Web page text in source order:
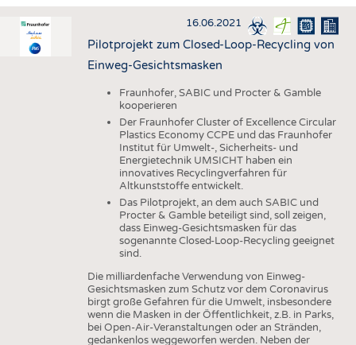
HAUS- UND HEIMTEXTILIEN
BEKLEIDUNG
TESTS
DTV AUSSCHREIBUNGSDIENST
PUBLIKATIONEN
TERMINE
BRANCHENTERMINE
16.06.2021
Pilotprojekt zum Closed-Loop-Recycling von
Einweg-Gesichtsmasken
Fraunhofer, SABIC und Procter & Gamble
kooperieren
Der Fraunhofer Cluster of Excellence Circular
Plastics Economy CCPE und das Fraunhofer
Institut für Umwelt-, Sicherheits- und
Energietechnik UMSICHT haben ein
innovatives Recyclingverfahren für
Altkunststoffe entwickelt.
Das Pilotprojekt, an dem auch SABIC und
Procter & Gamble beteiligt sind, soll zeigen,
dass Einweg-Gesichtsmasken für das
sogenannte Closed-Loop-Recycling geeignet
sind.
Die milliardenfache Verwendung von Einweg-
Gesichtsmasken zum Schutz vor dem Coronavirus
birgt große Gefahren für die Umwelt, insbesondere
wenn die Masken in der Öffentlichkeit, z.B. in Parks,
bei Open-Air-Veranstaltungen oder an Stränden,
gedankenlos weggeworfen werden. Neben der